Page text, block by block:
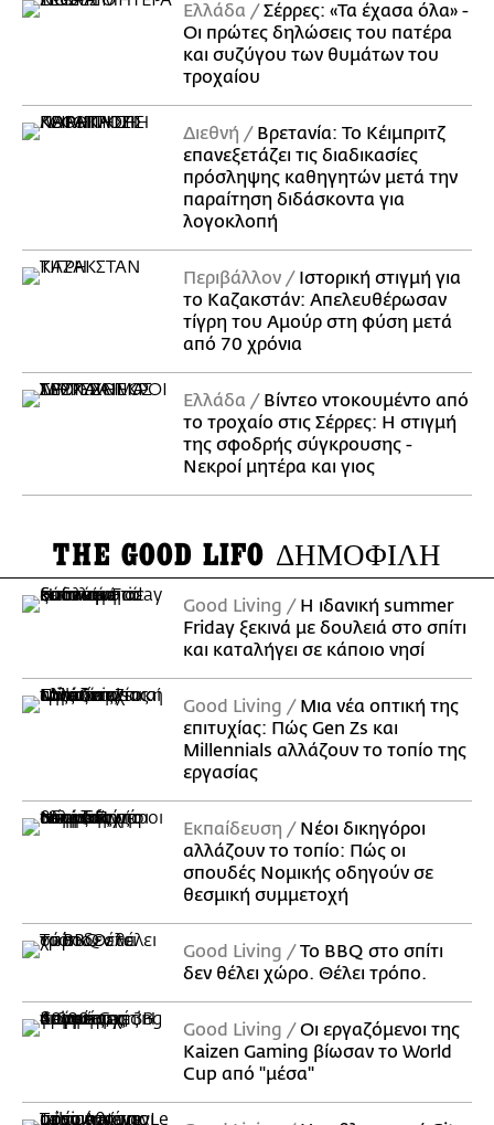
Ελλάδα
Σέρρες: «Τα έχασα όλα» -
Οι πρώτες δηλώσεις του πατέρα
και συζύγου των θυμάτων του
τροχαίου
Διεθνή
Βρετανία: Το Κέιμπριτζ
επανεξετάζει τις διαδικασίες
πρόσληψης καθηγητών μετά την
παραίτηση διδάσκοντα για
λογοκλοπή
Περιβάλλον
Ιστορική στιγμή για
το Καζακστάν: Απελευθέρωσαν
τίγρη του Αμούρ στη φύση μετά
από 70 χρόνια
Ελλάδα
Βίντεο ντοκουμέντο από
το τροχαίο στις Σέρρες: Η στιγμή
της σφοδρής σύγκρουσης -
Νεκροί μητέρα και γιος
THE GOOD LIFO ΔΗΜΟΦΙΛΗ
Good Living
Η ιδανική summer
Friday ξεκινά με δουλειά στο σπίτι
και καταλήγει σε κάποιο νησί
Good Living
Μια νέα οπτική της
επιτυχίας: Πώς Gen Zs και
Millennials αλλάζουν το τοπίο της
εργασίας
Εκπαίδευση
Νέοι δικηγόροι
αλλάζουν το τοπίο: Πώς οι
σπουδές Νομικής οδηγούν σε
θεσμική συμμετοχή
Good Living
Το BBQ στο σπίτι
δεν θέλει χώρο. Θέλει τρόπο.
Good Living
Οι εργαζόμενοι της
Kaizen Gaming βίωσαν το World
Cup από "μέσα"